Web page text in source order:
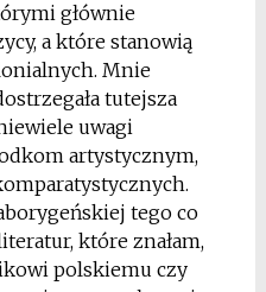
głównie
a które stanowią
Mnie
tutejsza
uwagi
artystycznym,
tego co
które znałam,
polskiemu czy